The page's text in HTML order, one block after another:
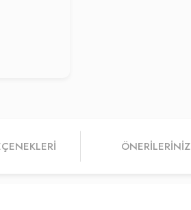
ÖNERILERINIZ